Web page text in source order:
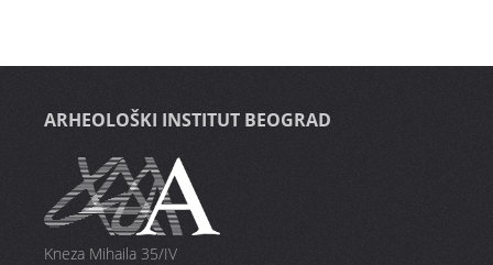
ARHEOLOŠKI INSTITUT BEOGRAD
Kneza Mihaila 35/IV